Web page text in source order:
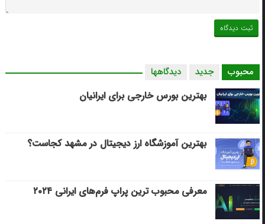
محبوب جدید دیدگاهها
بهترین بورس خارجی برای ایرانیان
بهترین آموزشگاه ارز دیجیتال در مشهد کجاست؟
معرفی محبوب ترین پراپ فرم‌های ایرانی ۲۰۲۴